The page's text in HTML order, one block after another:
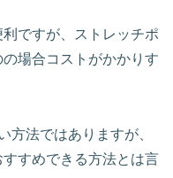
ですが、ストレッチポ
場合コストがかかりす
方法ではありますが、
すめできる方法とは言